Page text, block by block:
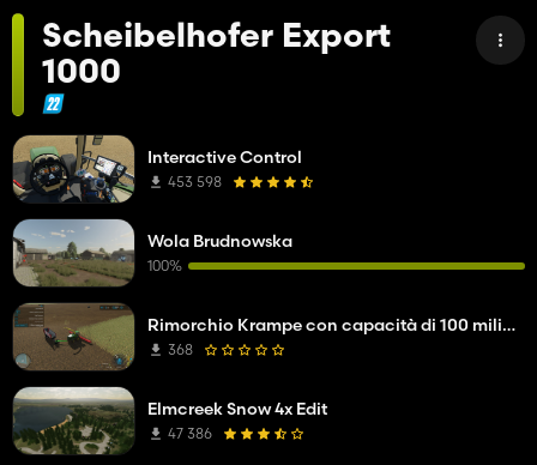
Scheibelhofer Export
1000
Interactive Control
453 598
Wola Brudnowska
100%
Rimorchio Krampe con capacità di 100 milioni di litri
368
Elmcreek Snow 4x Edit
47 386